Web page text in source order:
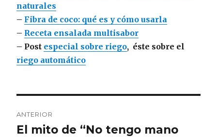
naturales
– Fibra de coco: qué es y cómo usarla
– Receta ensalada multisabor
– Post especial sobre riego, éste sobre el
riego automático
de
ANTERIOR
Entrada
El mito de “No tengo mano